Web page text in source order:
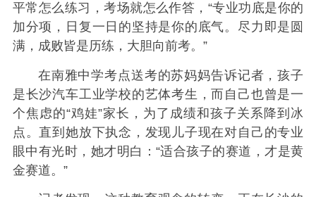
平常怎么练习，考场就怎么作答，“专业功底是你的
加分项，日复一日的坚持是你的底气。尽力即是圆
满，成败皆是历练，大胆向前考。”
在南雅中学考点送考的苏妈妈告诉记者，孩子
是长沙汽车工业学校的艺体考生，而自己也曾是一
个焦虑的“鸡娃”家长，为了成绩和孩子关系降到冰
点。直到她放下执念，发现儿子现在对自己的专业
眼中有光时，她才明白：“适合孩子的赛道，才是黄
金赛道。”